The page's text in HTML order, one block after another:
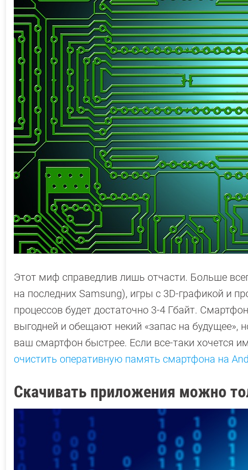
Этот миф справедлив лишь отчасти. Больше
на последних Samsung), игры с 3D-графикой и
процессов будет достаточно 3-4 Гбайт.
выгодней и обещают некий «запас на
ваш смартфон быстрее. Если все-таки хочется
очистить оперативную память смартфона на
Скачивать приложения можно